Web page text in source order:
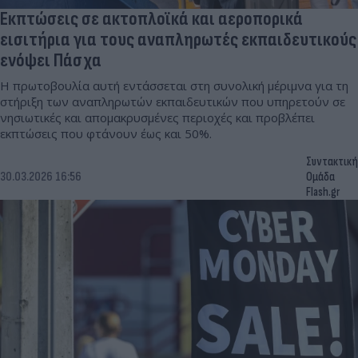
Εκπτώσεις σε ακτοπλοϊκά και αεροπορικά
εισιτήρια για τους αναπληρωτές εκπαιδευτικούς
ενόψει Πάσχα
Η πρωτοβουλία αυτή εντάσσεται στη συνολική μέριμνα για τη
στήριξη των αναπληρωτών εκπαιδευτικών που υπηρετούν σε
νησιωτικές και απομακρυσμένες περιοχές και προβλέπει
εκπτώσεις που φτάνουν έως και 50%.
30.03.2026 16:56
Συντακτική
Ομάδα
Flash.gr